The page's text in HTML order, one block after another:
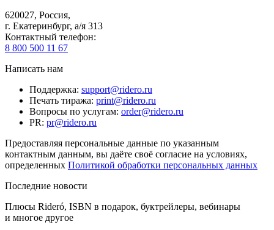
620027, Россия,
г. Екатеринбург, а/я 313
Контактный телефон:
8 800 500 11 67
Написать нам
Поддержка: support@ridero.ru
Печать тиража: print@ridero.ru
Вопросы по услугам: order@ridero.ru
PR: pr@ridero.ru
Предоставляя персональные данные по указанным
контактным данным, вы даёте своё согласие на условиях,
определенных Политикой обработки персональных данных
Последние новости
Плюсы Rideró, ISBN в подарок, буктрейлеры, вебинары
и многое другое